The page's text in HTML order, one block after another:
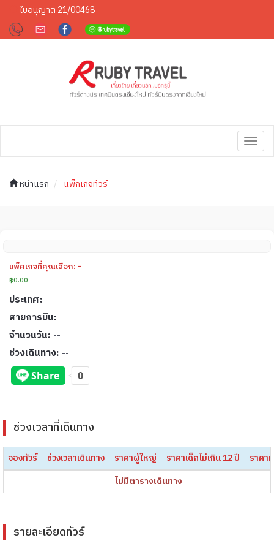
ใบอนุญาต 21/00468
หน้าแรก แพ็กเกจทัวร์
แพ็คเกจที่คุณเลือก: -
฿0.00
ประเทศ:
สายการบิน:
จำนวนวัน: --
ช่วงเดินทาง: --
ช่วงเวลาที่เดินทาง
จองทัวร์ ช่วงเวลาเดินทาง ราคาผู้ใหญ่ ราคาเด็กไม่เกิน 12 ปี
ราคา
ไม่มีตารางเดินทาง
รายละเอียดทัวร์